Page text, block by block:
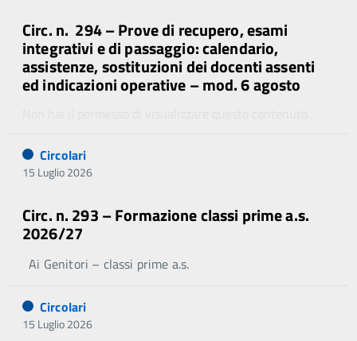
Circ. n. 294 – Prove di recupero, esami
integrativi e di passaggio: calendario,
assistenze, sostituzioni dei docenti assenti
ed indicazioni operative – mod. 6 agosto
Circolari
15 Luglio 2026
Circ. n. 293 – Formazione classi prime a.s.
2026/27
Ai Genitori – classi prime a.s.
Circolari
15 Luglio 2026